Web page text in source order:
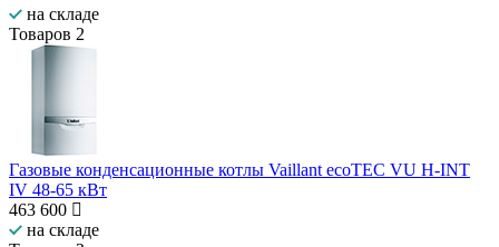
на складе
Товаров 2
Газовые конденсационные котлы Vaillant ecoTEC VU H-INT
IV 48-65 кВт
463 600
на складе